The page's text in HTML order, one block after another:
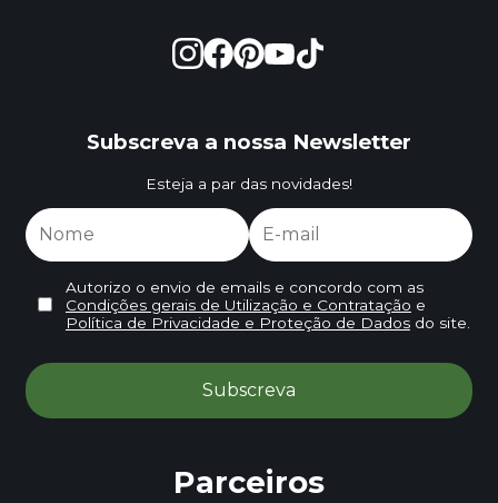
Subscreva a nossa Newsletter
Esteja a par das novidades!
Autorizo o envio de emails e concordo com as
Condições gerais de Utilização e Contratação e
Política de Privacidade e Proteção de Dadosdo site.
Parceiros